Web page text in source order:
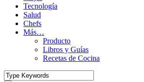
Tecnología
Salud
Chefs
Más…
Producto
Libros y Guías
Recetas de Cocina